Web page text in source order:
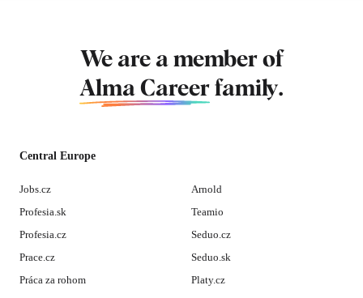
We are a member of
Alma Career family.
Central Europe
Jobs.cz
Profesia.sk
Profesia.cz
Prace.cz
Práca za rohom
Arnold
Teamio
Seduo.cz
Seduo.sk
Platy.cz